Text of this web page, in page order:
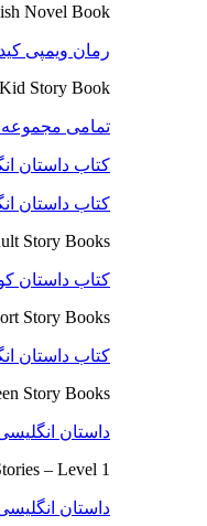
Novel Book
رمان ویمپی کید
Story Book
تمامی مجموعه
کتاب داستان
کتاب داستان
Story Books
کتاب داستان
Story Books
کتاب داستان
Story Books
داستان
– Level 1
داستان